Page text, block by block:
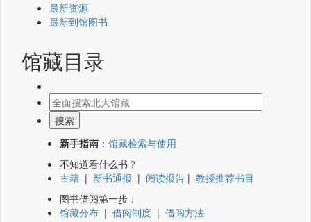
最新资源
最新到馆图书
馆藏目录
新手指南 ： 馆藏检索与使用
不知道看什么书？
古籍 | 新书通报 | 阅读报告 | 教授推荐书目
图书借阅第一步：
馆藏分布 | 借阅制度 | 借阅方法